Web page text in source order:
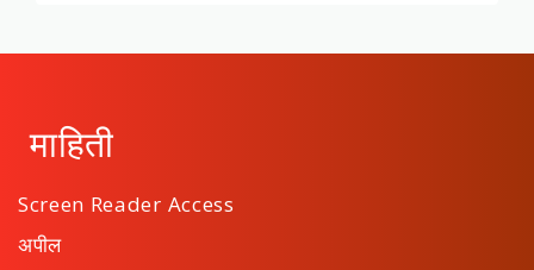
माहिती
Screen Reader Access
अपील